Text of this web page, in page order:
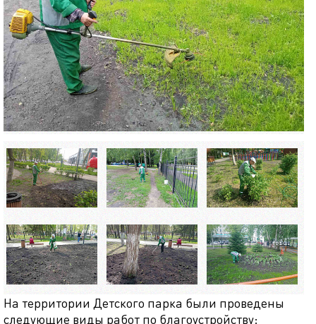
На территории Детского парка были проведены
следующие виды работ по благоустройству: